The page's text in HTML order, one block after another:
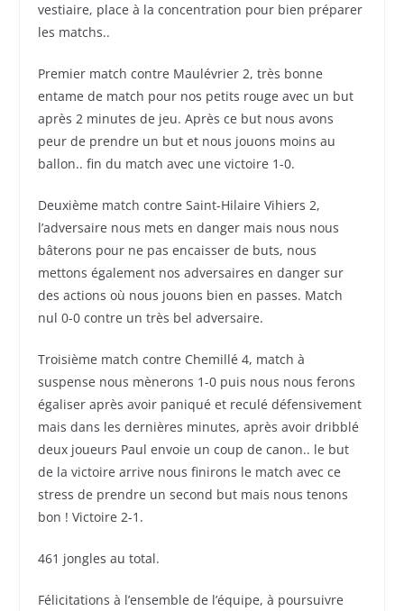
vestiaire, place à la concentration pour bien préparer
les matchs..
Premier match contre Maulévrier 2, très bonne
entame de match pour nos petits rouge avec un but
après 2 minutes de jeu. Après ce but nous avons
peur de prendre un but et nous jouons moins au
ballon.. fin du match avec une victoire 1-0.
Deuxième match contre Saint-Hilaire Vihiers 2,
l’adversaire nous mets en danger mais nous nous
bâterons pour ne pas encaisser de buts, nous
mettons également nos adversaires en danger sur
des actions où nous jouons bien en passes. Match
nul 0-0 contre un très bel adversaire.
Troisième match contre Chemillé 4, match à
suspense nous mènerons 1-0 puis nous nous ferons
égaliser après avoir paniqué et reculé défensivement
mais dans les dernières minutes, après avoir dribblé
deux joueurs Paul envoie un coup de canon.. le but
de la victoire arrive nous finirons le match avec ce
stress de prendre un second but mais nous tenons
bon ! Victoire 2-1.
461 jongles au total.
Félicitations à l’ensemble de l’équipe, à poursuivre